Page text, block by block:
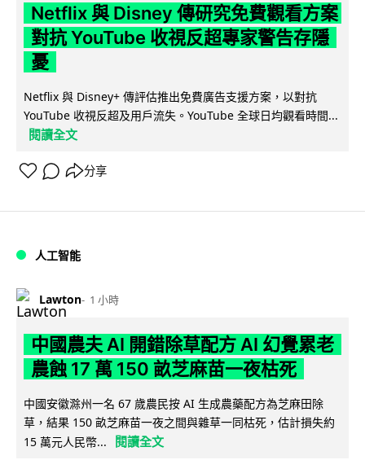
Netflix 與 Disney 傳研究免費觀看方案
對抗 YouTube 收視反超專家警告存隱
憂
Netflix 與 Disney+ 傳評估推出免費廣告支援方案，以對抗
YouTube 收視反超及用戶流失。YouTube 全球日均觀看時間...
閱讀全文
分享
人工智能
Lawton 1 小時
中國農夫 AI 開錯除草配方 AI 幻覺累老
農蝕 17 萬 150 畝芝麻苗一夜枯死
中國安徽滁州一名 67 歲農民按 AI 生成農藥配方為芝麻田除
草，結果 150 畝芝麻苗一夜之間與雜草一同枯死，估計損失約
15 萬元人民幣...
閱讀全文